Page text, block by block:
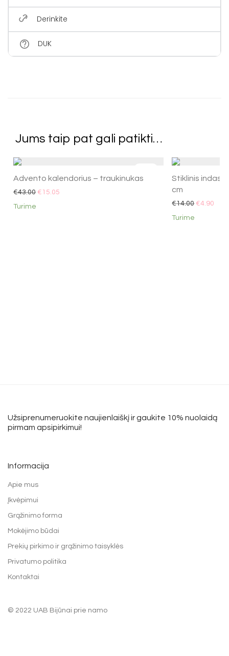
Derinkite
DUK
Jums taip pat gali patikti…
Advento kalendorius – traukinukas
€43.00 € 15.05
Turime
Stiklinis indas-
cm
€14.00 €4.90
Turime
Užsiprenumeruokite naujienlaiškį ir gaukite 10% nuolaidą
pirmam apsipirkimui!
Informacija
Apie mus
Įkvėpimui
Grąžinimo forma
Mokėjimo būdai
Prekių pirkimo ir grąžinimo taisyklės
Privatumo politika
Kontaktai
© 2022 UAB Bijūnai prie namo